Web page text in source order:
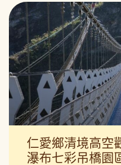
仁愛鄉清境高空
瀑布七彩吊橋園